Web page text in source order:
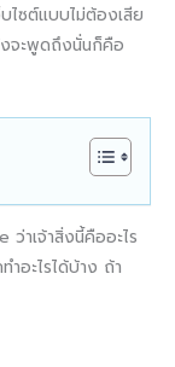
ไซต์แบบไม่ต้องเสีย
งจะพูดถึงนั่นก็คือ
ว่าเจ้าสิ่งนี้คืออะไร
ำอะไรได้บ้าง ถ้า